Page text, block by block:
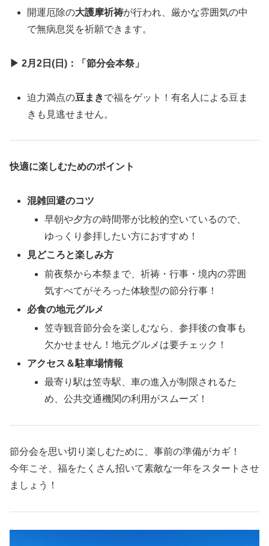
開運厄除の大護摩祈祷が行われ、厳かな雰囲気の中
で無病息災を祈願できます。
▶ 2月2日(日)：「節分会本祭」
迫力満点の豆まきで福をゲット！有名人による豆ま
きも見逃せません。
快適に楽しむためのポイント
混雑回避のコツ
早朝や夕方の時間帯が比較的空いているので、
ゆっくり参拝したい方におすすめ！
見どころと楽しみ方
前夜祭から本祭まで、祈祷・行事・境内の雰囲
気すべてがそろった体験型の節分行事！
必食の地元グルメ
笠寺観音節分会を楽しむなら、参拝後の食事も
欠かせません！地元グルメは要チェック！
アクセス＆駐車場情報
最寄り駅は笠寺駅、車の進入が制限されるた
め、公共交通機関の利用がスムーズ！
節分会を思い切り楽しむために、事前の準備がカギ！
今年こそ、福をたくさん招いて素敵な一年をスタートさせ
ましょう！